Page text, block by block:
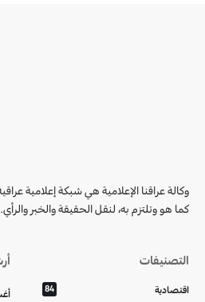
وكالة عراقنا الإعلامية هي شبكة إعلامية
كما هو وتلتزم به، لنقل الحقيقة والخبر والرأي.
التصنيفات
اقتصادية 84